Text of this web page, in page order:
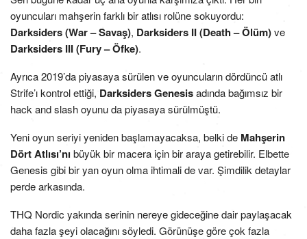
oyuncuları mahşerin farklı bir atlısı rolüne sokuyordu:
Darksiders (War – Savaş), Darksiders II (Death – Ölüm)ve
Darksiders III (Fury – Öfke).
Ayrıca 2019’da piyasaya sürülen ve oyuncuların dördüncü atlı
Strife’ı kontrol ettiği, Darksiders Genesisadında bağımsız bir
hack and slash oyunu da piyasaya sürülmüştü.
Yeni oyun seriyi yeniden başlamayacaksa, belki de Mahşerin
Dört Atlısı’nı büyük bir macera için bir araya getirebilir. Elbette
Genesis gibi bir yan oyun olma ihtimali de var. Şimdilik detaylar
perde arkasında.
THQ Nordic yakında serinin nereye gideceğine dair paylaşacak
daha fazla şeyi olacağını söyledi. Görünüşe göre çok fazla